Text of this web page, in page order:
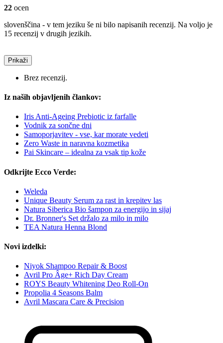
22 ocen
slovenščina - v tem jeziku še ni bilo napisanih recenzij. Na voljo je
15 recenzij v drugih jezikih.
Prikaži
Brez recenzij.
Iz naših objavljenih člankov:
Iris Anti-Ageing Prebiotic iz farfalle
Vodnik za sončne dni
Samoporjavitev - vse, kar morate vedeti
Zero Waste in naravna kozmetika
Pai Skincare – idealna za vsak tip kože
Odkrijte Ecco Verde:
Weleda
Unique Beauty Serum za rast in krepitev las
Natura Siberica Bio šampon za energijo in sijaj
Dr. Bronner's Set držalo za milo in milo
TEA Natura Henna Blond
Novi izdelki:
Niyok Shampoo Repair & Boost
Avril Pro Âge+ Rich Day Cream
ROYS Beauty Whitening Deo Roll-On
Propolia 4 Seasons Balm
Avril Mascara Care & Precision